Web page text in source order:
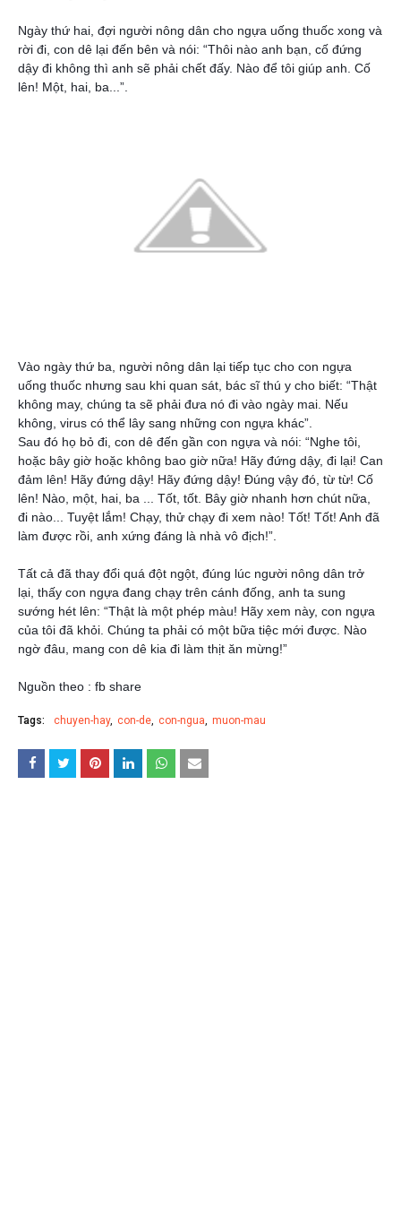
Ngày thứ hai, đợi người nông dân cho ngựa uống thuốc xong và
rời đi, con dê lại đến bên và nói: “Thôi nào anh bạn, cố đứng
dậy đi không thì anh sẽ phải chết đấy. Nào để tôi giúp anh. Cố
lên! Một, hai, ba...”.
Vào ngày thứ ba, người nông dân lại tiếp tục cho con ngựa
uống thuốc nhưng sau khi quan sát, bác sĩ thú y cho biết: “Thật
không may, chúng ta sẽ phải đưa nó đi vào ngày mai. Nếu
không, virus có thể lây sang những con ngựa khác”.
Sau đó họ bỏ đi, con dê đến gần con ngựa và nói: “Nghe tôi,
hoặc bây giờ hoặc không bao giờ nữa! Hãy đứng dậy, đi lại! Can
đảm lên! Hãy đứng dậy! Hãy đứng dậy! Đúng vậy đó, từ từ! Cố
lên! Nào, một, hai, ba ... Tốt, tốt. Bây giờ nhanh hơn chút nữa,
đi nào... Tuyệt lắm! Chạy, thử chạy đi xem nào! Tốt! Tốt! Anh đã
làm được rồi, anh xứng đáng là nhà vô địch!”.
Tất cả đã thay đổi quá đột ngột, đúng lúc người nông dân trở
lại, thấy con ngựa đang chạy trên cánh đống, anh ta sung
sướng hét lên: “Thật là một phép màu! Hãy xem này, con ngựa
của tôi đã khỏi. Chúng ta phải có một bữa tiệc mới được. Nào
ngờ đâu, mang con dê kia đi làm thịt ăn mừng!”
Nguồn theo : fb share
Tags: chuyen-hay con-de con-ngua muon-mau